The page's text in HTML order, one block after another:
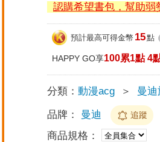
認購希望書包，幫助弱
預計最高可得金幣 15點
HAPPY GO享100累1點 4
分類：動漫acg ＞ 曼
品牌： 曼迪 追蹤
商品規格：